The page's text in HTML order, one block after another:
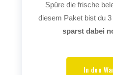
Spüre die frische
diesem Paket bist du
sparst dabei
In den